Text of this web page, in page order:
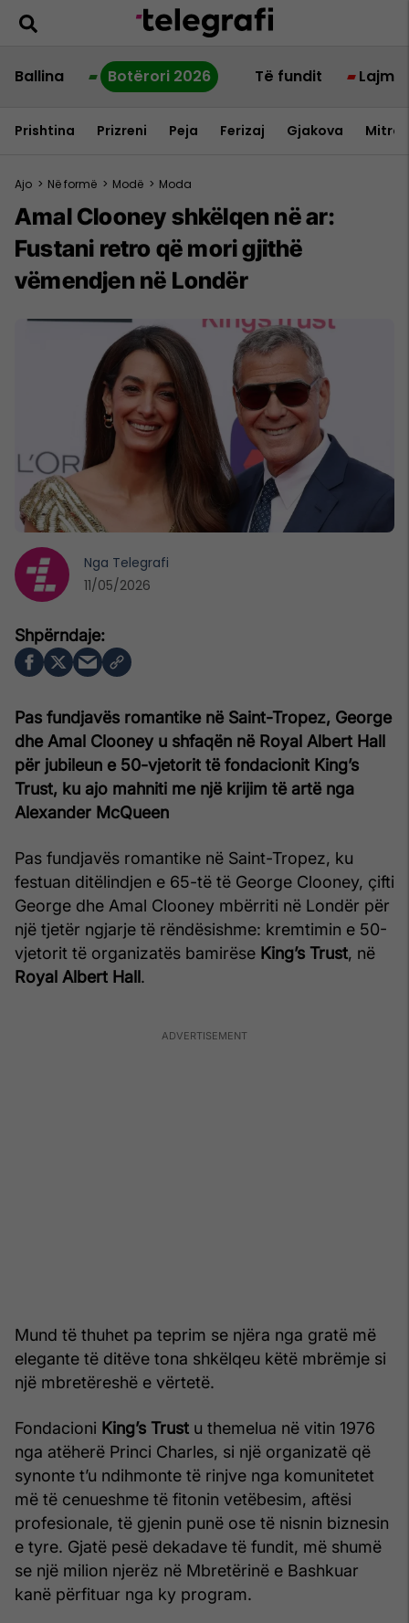
Ballina Botërori 2026 Të fundit Lajme
Prishtina Prizreni Peja Ferizaj Gjakova
Ajo > Në formë > Modë > Moda
Amal Clooney shkëlqen në ar:
Fustani retro që mori gjithë
vëmendjen në Londër
Pas fundjavës romantike në Saint-Tropez, George
dhe Amal Clooney u shfaqën në Royal Albert Hall
për jubileun e 50-vjetorit të fondacionit King’s
Trust, ku ajo mahniti me një krijim të artë nga
Alexander McQueen
Pas fundjavës romantike në Saint-Tropez, ku
festuan ditëlindjen e 65-të të George Clooney, çifti
George dhe Amal Clooney mbërriti në Londër për
një tjetër ngjarje të rëndësishme: kremtimin e 50-
vjetorit të organizatës bamirëse King’s Trust, në
Royal Albert Hall .
Mund të thuhet pa teprim se njëra nga gratë më
elegante të ditëve tona shkëlqeu këtë mbrëmje si
një mbretëreshë e vërtetë.
Fondacioni King’s Trust u themelua në vitin 1976
nga atëherë Princi Charles, si një organizatë që
synonte t’u ndihmonte të rinjve nga komunitetet
më të cenueshme të fitonin vetëbesim, aftësi
profesionale, të gjenin punë ose të nisnin biznesin
e tyre. Gjatë pesë dekadave të fundit, më shumë
se një milion njerëz në Mbretërinë e Bashkuar
kanë përfituar nga ky program.
Nga Telegrafi
11/05/2026